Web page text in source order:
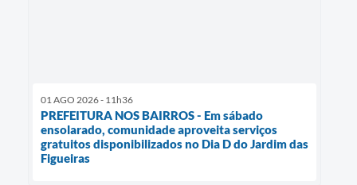
01 AGO 2026 - 11h36
PREFEITURA NOS BAIRROS - Em sábado
ensolarado, comunidade aproveita serviços
gratuitos disponibilizados no Dia D do Jardim das
Figueiras